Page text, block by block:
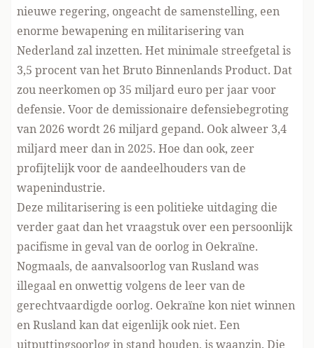
nieuwe regering, ongeacht de samenstelling, een
enorme bewapening en militarisering van
Nederland zal inzetten. Het minimale streefgetal is
3,5 procent van het Bruto Binnenlands Product. Dat
zou neerkomen op 35 miljard euro per jaar voor
defensie. Voor de demissionaire defensiebegroting
van 2026 wordt 26 miljard gepand. Ook alweer 3,4
miljard meer dan in 2025. Hoe dan ook, zeer
profijtelijk voor de aandeelhouders van de
wapenindustrie.
Deze militarisering is een politieke uitdaging die
verder gaat dan het vraagstuk over een persoonlijk
pacifisme in geval van de oorlog in Oekraïne.
Nogmaals, de aanvalsoorlog van Rusland was
illegaal en onwettig volgens de leer van de
gerechtvaardigde oorlog. Oekraïne kon niet winnen
en Rusland kan dat eigenlijk ook niet. Een
uitputtingsoorlog in stand houden, is waanzin. Die